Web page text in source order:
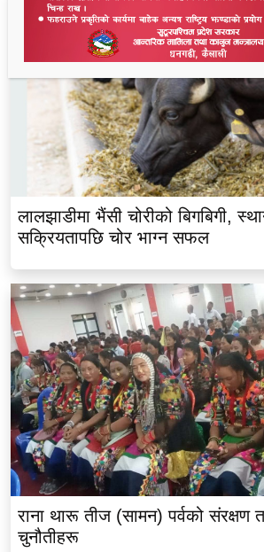
लालझाडीमा भैंसी चोरीको बिगबिगी,
सक्रियतापछि चोर भाग्न सफल
राना थारू तीज (सामन) पर्वको संरक्षण
चुनौतीहरू